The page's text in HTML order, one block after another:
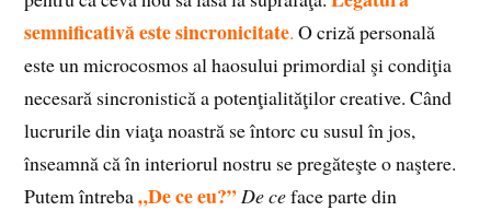
semnificativă este sincronicitate. O criză personală
este un microcosmos al haosului primordial şi condiţia
necesară sincronistică a potenţialităţilor creative. Când
lucrurile din viaţa noastră se întorc cu susul în jos,
înseamnă că în interiorul nostru se pregăteşte o naştere.
Putem întreba„De ce eu?” De ceface parte din